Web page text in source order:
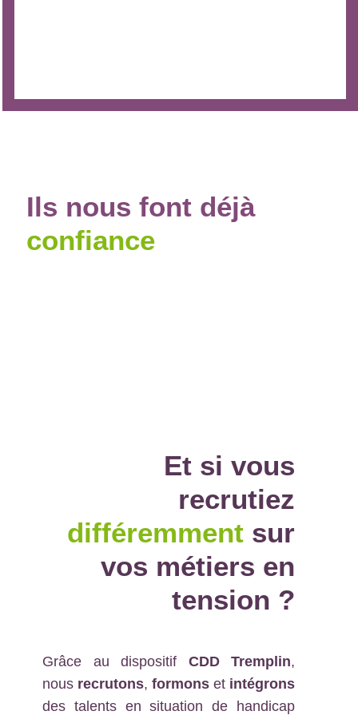
Ils nous font déjà
confiance
Et si vous
recrutiez
différemment sur
vos métiers en
tension ?
Grâce au dispositif CDD Tremplin,
nous recrutons, formons et intégrons
des talents en situation de handicap